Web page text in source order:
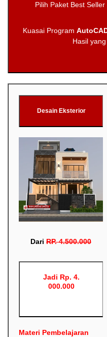
Pilih Paket Best
Kuasai Program
Hasil
Desain Eksterior
Dari RP.4.500.000
Jadi Rp. 4.
000.000
Materi Pembelajaran